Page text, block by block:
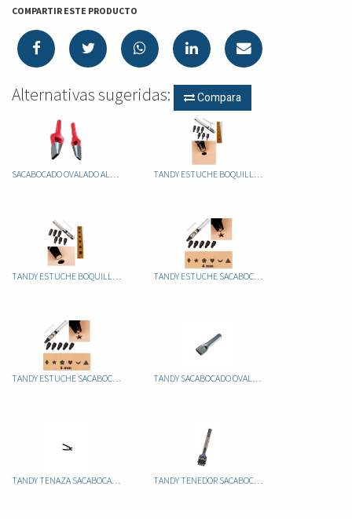
COMPARTIR ESTE PRODUCTO
Alternativas sugeridas: Compara